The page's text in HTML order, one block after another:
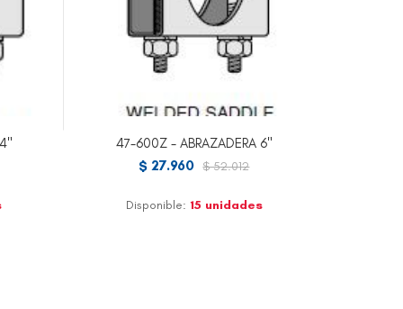
47-600Z - ABRAZADERA 6"
$ 27.960 $ 52.012
Disponible: 15 unidades